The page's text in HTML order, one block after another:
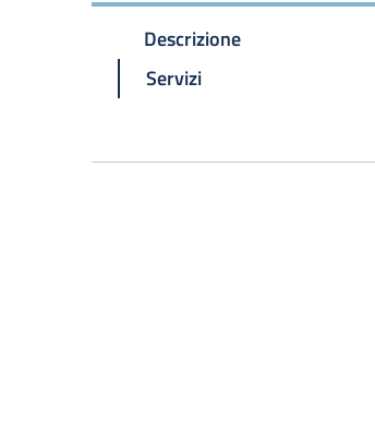
Descrizione
Servizi